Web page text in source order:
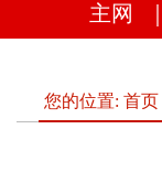
主网
您的位置: 首页